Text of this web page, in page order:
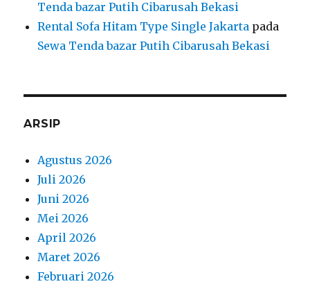
Tenda bazar Putih Cibarusah Bekasi
Rental Sofa Hitam Type Single Jakarta pada
Sewa Tenda bazar Putih Cibarusah Bekasi
ARSIP
Agustus 2026
Juli 2026
Juni 2026
Mei 2026
April 2026
Maret 2026
Februari 2026